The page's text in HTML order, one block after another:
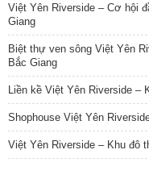
Việt Yên Riverside – Cơ hội
Giang
Biệt thự ven sông Việt Yên
Bắc Giang
Liền kề Việt Yên Riverside –
Shophouse Việt Yên
Việt Yên Riverside – Khu đô